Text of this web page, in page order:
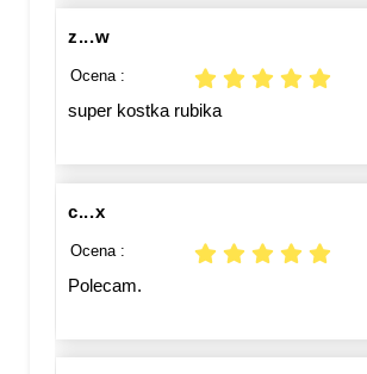
z...w
Ocena :
super kostka rubika
c...x
Ocena :
Polecam.